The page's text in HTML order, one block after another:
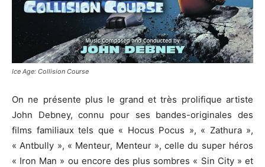
Ice Age: Collision Course
On ne présente plus le grand et très prolifique artiste
John Debney, connu pour ses bandes-originales des
films familiaux tels que « Hocus Pocus », « Zathura »,
« Antbully », « Menteur, Menteur », celle du super héros
« Iron Man » ou encore des plus sombres « Sin City » et